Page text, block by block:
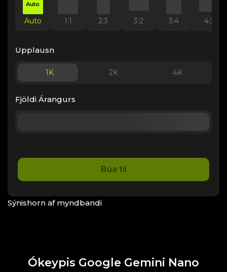
Auto
Auto 1:1 2:3 3:2 3:4 4:3
Upplausn
1K 2K 4K
Fjöldi Árangurs
Búa til
Sýnishorn af myndbandi
Ókeypis Google Gemini Nano